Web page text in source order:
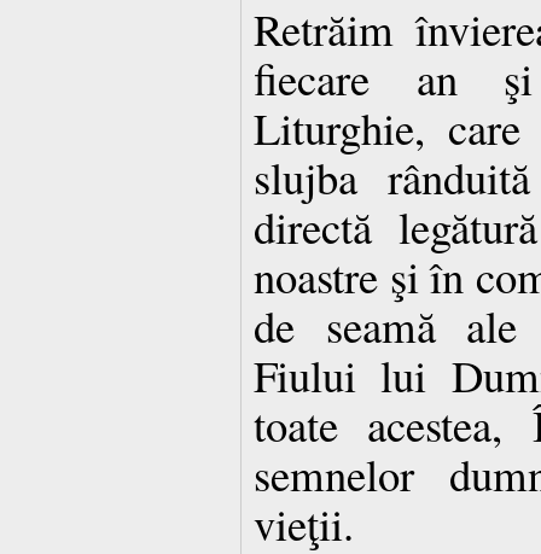
Retrăim
fiecare an
Liturghie,
slujba
directă
noastre şi în
de seamă
Fiului lui
toate
semnelor
vieţii.